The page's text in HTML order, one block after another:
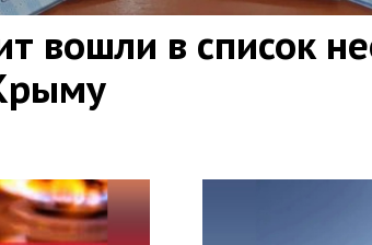
вошли в список